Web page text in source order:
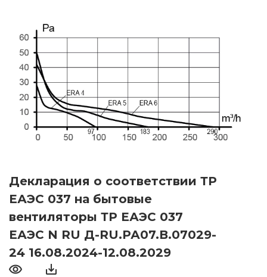
Декларация о соответствии ТР
ЕАЭС 037 на бытовые
вентиляторы ТР ЕАЭС 037
ЕАЭС N RU Д-RU.РА07.В.07029-
24 16.08.2024-12.08.2029